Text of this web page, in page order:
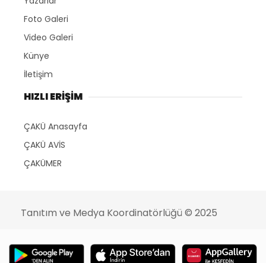
Foto Galeri
Video Galeri
Künye
İletişim
HIZLI ERİŞİM
ÇAKÜ Anasayfa
ÇAKÜ AVİS
ÇAKÜMER
Tanıtım ve Medya Koordinatörlüğü © 2025